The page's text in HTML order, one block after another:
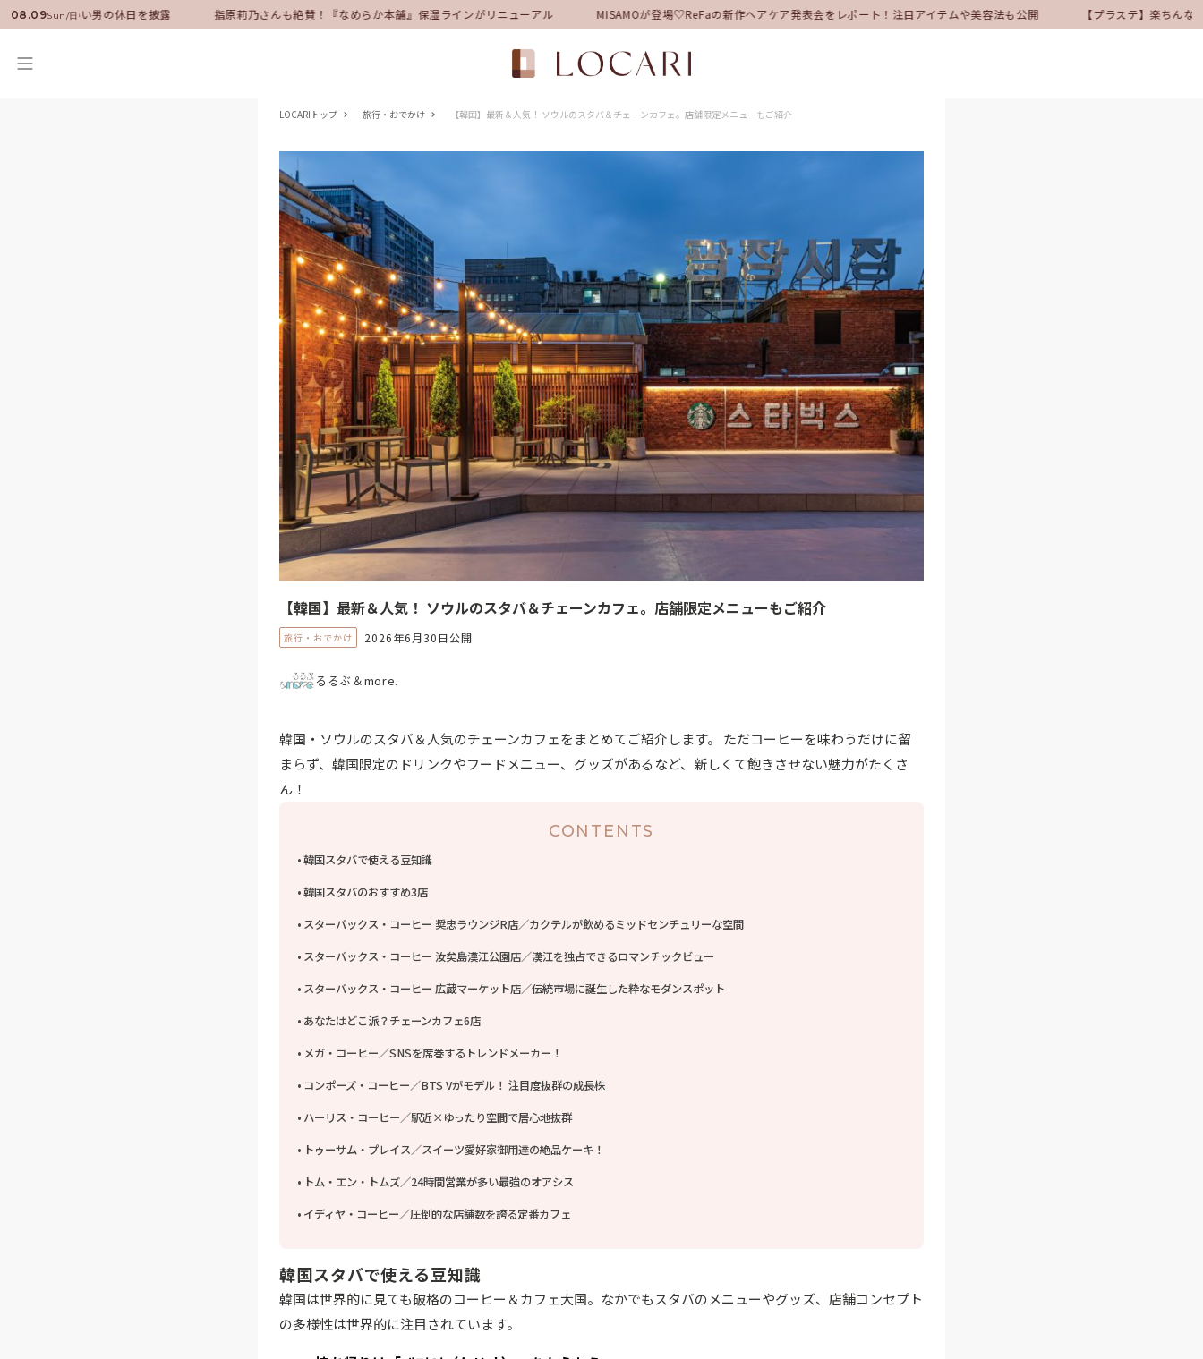
08.09Sun/日
に就任！いい男の休日を披露 指原莉乃さんも絶賛！『なめらか本舗』保湿ラインがリニューアル MISAMOが登場♡ReFaの新作ヘアケア発表会をレポート！注目アイテムや美容法も公開 【プラステ】楽ちんな
LOCARIトップ 旅行・おでかけ 【韓国】最新＆人気！ ソウルのスタバ＆チェーンカフェ。店舗限定メニューもご紹介
【韓国】最新＆人気！ ソウルのスタバ＆チェーンカフェ。店舗限定メニューもご紹介
旅行・おでかけ 2026年6月30日公開
るるぶ＆more.
韓国・ソウルのスタバ＆人気のチェーンカフェをまとめてご紹介します。 ただコーヒーを味わうだけに留
まらず、韓国限定のドリンクやフードメニュー、グッズがあるなど、新しくて飽きさせない魅力がたくさ
ん！
CONTENTS
韓国スタバで使える豆知識
韓国スタバのおすすめ3店
スターバックス・コーヒー 奨忠ラウンジR店／カクテルが飲めるミッドセンチュリーな空間
スターバックス・コーヒー 汝矣島漢江公園店／漢江を独占できるロマンチックビュー
スターバックス・コーヒー 広蔵マーケット店／伝統市場に誕生した粋なモダンスポット
あなたはどこ派？チェーンカフェ6店
メガ・コーヒー／SNSを席巻するトレンドメーカー！
コンポーズ・コーヒー／BTS Vがモデル！ 注目度抜群の成長株
ハーリス・コーヒー／駅近×ゆったり空間で居心地抜群
トゥーサム・プレイス／スイーツ愛好家御用達の絶品ケーキ！
トム・エン・トムズ／24時間営業が多い最強のオアシス
イディヤ・コーヒー／圧倒的な店舗数を誇る定番カフェ
韓国スタバで使える豆知識
韓国は世界的に見ても破格のコーヒー＆カフェ大国。なかでもスタバのメニューやグッズ、店舗コンセプト
の多様性は世界的に注目されています。